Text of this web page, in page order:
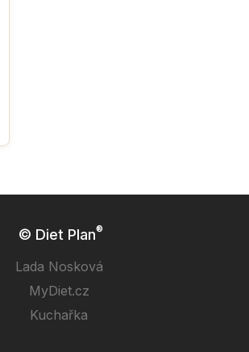
© Diet Plan®
Lada Nosková
MyDiet.cz
Kuchařka